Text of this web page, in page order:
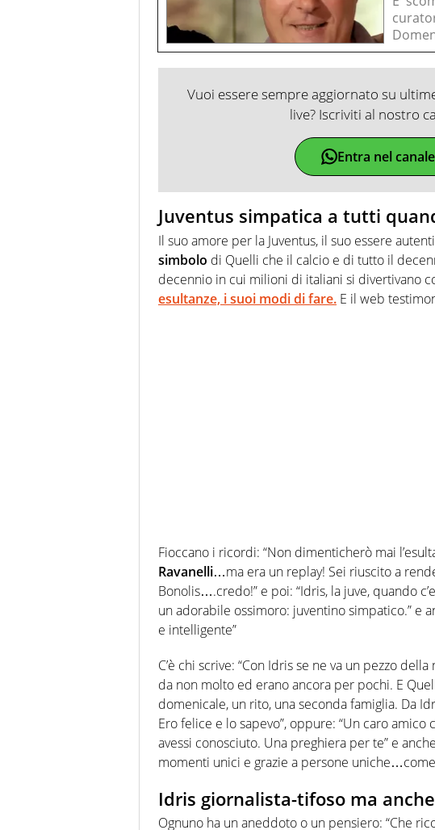
Vuoi essere sempre aggiornato su
live? Iscriviti al nostro
Entra nel
Juventus simpatica a tutti
Il suo amore per la Juventus, il suo essere
simbolo di Quelli che il calcio e di tutto il
decennio in cui milioni di italiani si divertivano
esultanze, i suoi modi di fare. E il web
Fioccano i ricordi: “Non dimenticherò mai
Ravanelli…ma era un replay! Sei riuscito a
Bonolis….credo!” e poi: “Idris, la juve, quando
un adorabile ossimoro: juventino simpatico.” e
e intelligente”
C’è chi scrive: “Con Idris se ne va un pezzo
da non molto ed erano ancora per pochi. E
domenicale, un rito, una seconda famiglia. Da
Ero felice e lo sapevo”, oppure: “Un caro
avessi conosciuto. Una preghiera per te” e
momenti unici e grazie a persone
Idris giornalista-tifoso ma
Ognuno ha un aneddoto o un pensiero: “Che